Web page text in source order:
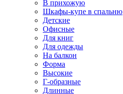
В прихожую
Шкафы-купе в спальню
Детские
Офисные
Для книг
Для одежды
На балкон
Форма
Высокие
Г-образные
Длинные